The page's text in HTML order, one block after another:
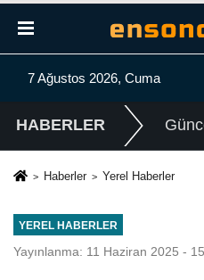
7 Ağustos 2026, Cuma
HABERLER
Haberler Yerel Haberler
YEREL HABERLER
Yayınlanma: 11 Haziran 2025 -